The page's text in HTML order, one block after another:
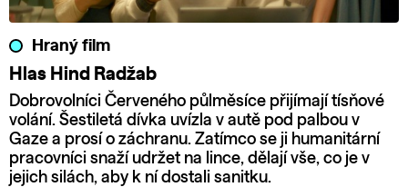
Hraný film
Hlas Hind Radžab
Dobrovolníci Červeného půlměsíce přijímají tísňové
volání. Šestiletá dívka uvízla v autě pod palbou v
Gaze a prosí o záchranu. Zatímco se ji humanitární
pracovníci snaží udržet na lince, dělají vše, co je v
jejich silách, aby k ní dostali sanitku.